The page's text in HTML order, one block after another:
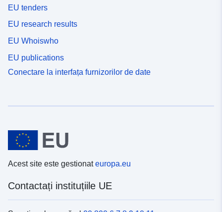
EU tenders
EU research results
EU Whoiswho
EU publications
Conectare la interfața furnizorilor de date
Acest site este gestionateuropa.eu
Contactați instituțiile UE